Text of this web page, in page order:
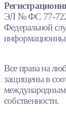
ЭЛ № ФС 77-
Федеральной
Все права на
защищены в
международным
собственности.